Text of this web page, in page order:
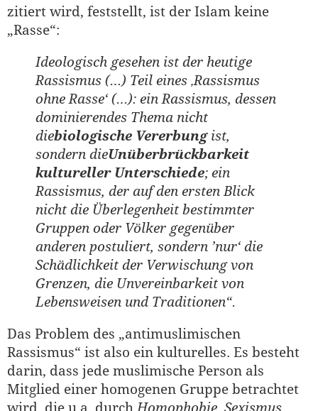
zitiert wird, feststellt, ist der Islam keine
„Rasse“:
Ideologisch gesehen ist der heutige
Rassismus (…) Teil eines ‚Rassismus
ohne Rasse‘ (…): ein Rassismus, dessen
dominierendes Thema nicht
diebiologische Vererbungist,
sondern dieUnüberbrückbarkeit
kultureller Unterschiede; ein
Rassismus, der auf den ersten Blick
nicht die Überlegenheit bestimmter
Gruppen oder Völker gegenüber
anderen postuliert, sondern ’nur‘ die
Schädlichkeit der Verwischung von
Grenzen, die Unvereinbarkeit von
Lebensweisen und Traditionen“.
Das Problem des „antimuslimischen
Rassismus“ ist also ein kulturelles. Es besteht
darin, dass jede muslimische Person als
Mitglied einer homogenen Gruppe betrachtet
wird, die u.a. durch Homophobie, Sexismus,